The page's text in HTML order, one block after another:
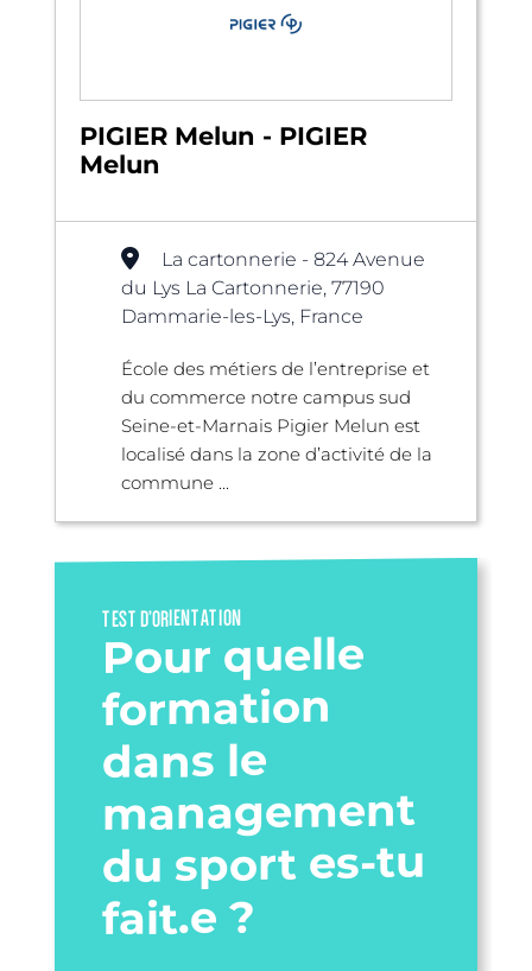
PIGIER Melun - PIGIER
Melun
La cartonnerie - 824 Avenue
du Lys La Cartonnerie, 77190
Dammarie-les-Lys, France
École des métiers de l’entreprise et
du commerce notre campus sud
Seine-et-Marnais Pigier Melun est
localisé dans la zone d’activité de la
commune ...
TEST D’ORIENTATION
Pour quelle
formation
dans le
management
du sport es-tu
fait.e ?